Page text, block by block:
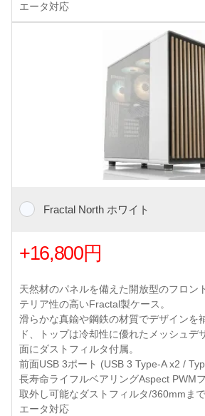
エータ対応
Fractal North ホワイト
+16,800円
天然材のパネルを備えた開放型のフロン
テリア性の高いFractal製ケース。
滑らかな真鍮や鋼鉄の材質でデザインを
ド、トップは冷却性に優れたメッシュデ
面にダストフィルタ付属。
前面USB 3ポート (USB 3 Type-A x2 /
長寿命ライフルベアリングAspect PWM
取外し可能なダストフィルタ/360mmま
エータ対応